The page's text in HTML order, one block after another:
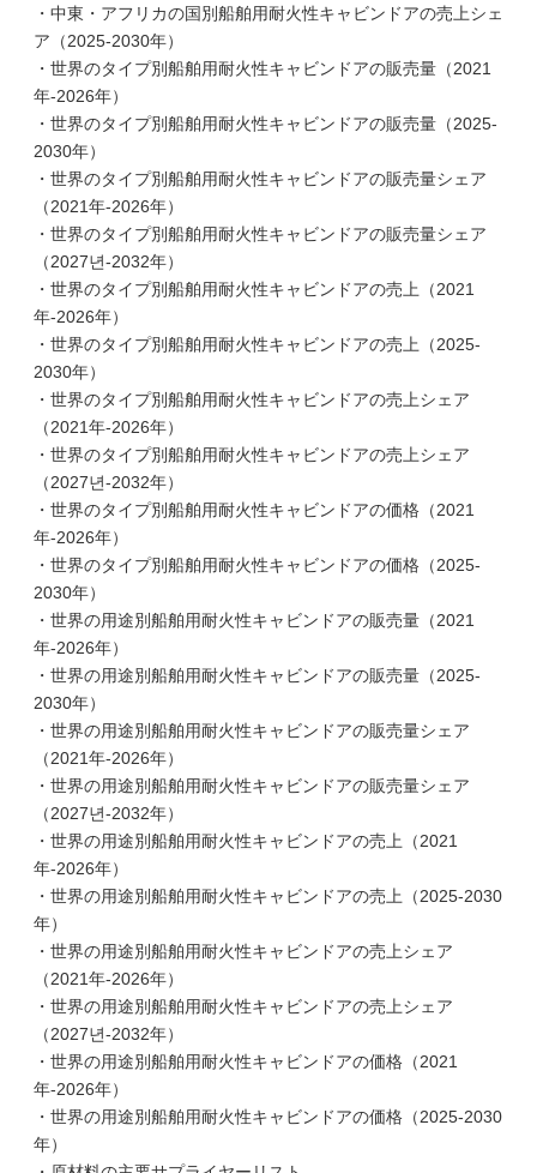
・中東・アフリカの国別船舶用耐火性キャビンドアの売上シェ
ア（2025-2030年）
・世界のタイプ別船舶用耐火性キャビンドアの販売量（2021
年-2026年）
・世界のタイプ別船舶用耐火性キャビンドアの販売量（2025-
2030年）
・世界のタイプ別船舶用耐火性キャビンドアの販売量シェア
（2021年-2026年）
・世界のタイプ別船舶用耐火性キャビンドアの販売量シェア
（2027년-2032年）
・世界のタイプ別船舶用耐火性キャビンドアの売上（2021
年-2026年）
・世界のタイプ別船舶用耐火性キャビンドアの売上（2025-
2030年）
・世界のタイプ別船舶用耐火性キャビンドアの売上シェア
（2021年-2026年）
・世界のタイプ別船舶用耐火性キャビンドアの売上シェア
（2027년-2032年）
・世界のタイプ別船舶用耐火性キャビンドアの価格（2021
年-2026年）
・世界のタイプ別船舶用耐火性キャビンドアの価格（2025-
2030年）
・世界の用途別船舶用耐火性キャビンドアの販売量（2021
年-2026年）
・世界の用途別船舶用耐火性キャビンドアの販売量（2025-
2030年）
・世界の用途別船舶用耐火性キャビンドアの販売量シェア
（2021年-2026年）
・世界の用途別船舶用耐火性キャビンドアの販売量シェア
（2027년-2032年）
・世界の用途別船舶用耐火性キャビンドアの売上（2021
年-2026年）
・世界の用途別船舶用耐火性キャビンドアの売上（2025-2030
年）
・世界の用途別船舶用耐火性キャビンドアの売上シェア
（2021年-2026年）
・世界の用途別船舶用耐火性キャビンドアの売上シェア
（2027년-2032年）
・世界の用途別船舶用耐火性キャビンドアの価格（2021
年-2026年）
・世界の用途別船舶用耐火性キャビンドアの価格（2025-2030
年）